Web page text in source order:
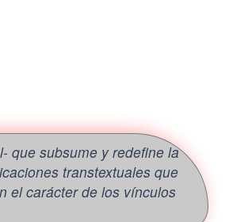
que subsume y redefine la
transtextuales que
el carácter de los vínculos